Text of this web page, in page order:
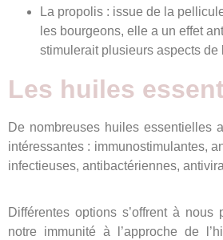
La propolis : issue de la
les bourgeons, elle a un effet
stimulerait plusieurs aspects de
Les huiles
De nombreuses huiles essentielles
intéressantes : immunostimulantes,
infectieuses, antibactériennes,
Différentes options s’offrent à nous
notre immunité à l’approche de